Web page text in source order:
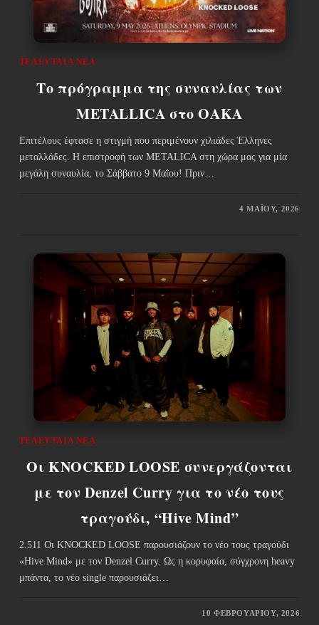
ΤΕΛΕΥΤΑΊΑ ΝΈΑ
Το πρόγραμμα της συναυλίας των
METALLICA στο ΟΑΚΑ
Επιτέλους έφτασε η στιγμή που περιμένουν χιλιάδες Έλληνες
μεταλλάδες. Η επιστροφή των METALICA στη χώρα μας για μία
μεγάλη συναυλία, το Σάββατο 9 Μαΐου! Πριν…
4 ΜΑΪ́ΟΥ, 2026
ΤΕΛΕΥΤΑΊΑ ΝΈΑ
Οι KNOCKED LOOSE συνεργάζονται
με τον Denzel Curry για το νέο τους
τραγούδι, “Hive Mind”
2.511 Οι KNOCKED LOOSE παρουσιάζουν το νέο τους τραγούδι
«Hive Mind» με τον Denzel Curry. Ως η κορυφαία, σύγχρονη heavy
μπάντα, το νέο single παρουσιάζει…
10 ΦΕΒΡΟΥΑΡΊΟΥ, 2026